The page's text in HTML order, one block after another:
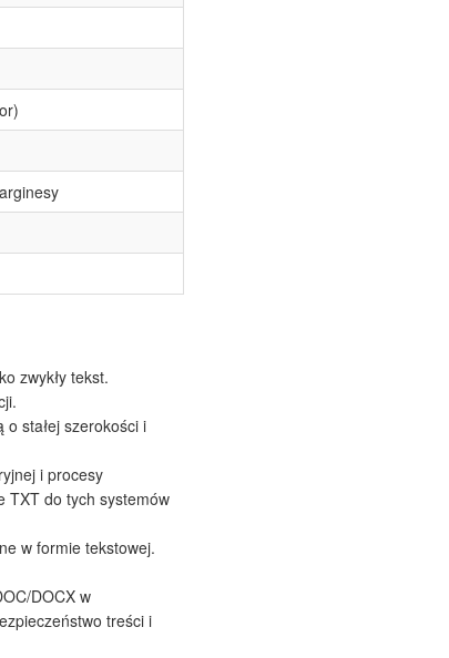
zwykły tekst.
o stałej szerokości i
i procesy
TXT do tych systemów
w formie tekstowej.
DOCX w
treści i